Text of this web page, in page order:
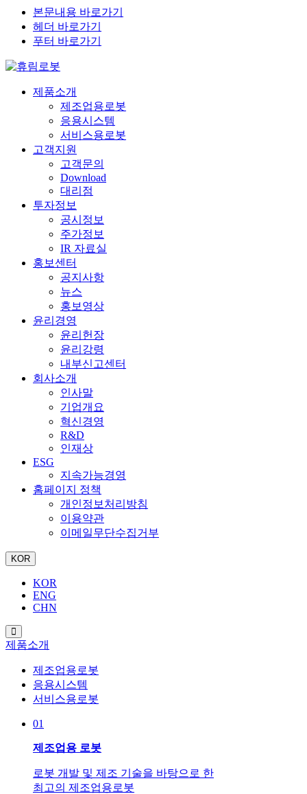
본문내용 바로가기
헤더 바로가기
푸터 바로가기
제품소개
제조업용로봇
응용시스템
서비스용로봇
고객지원
고객문의
Download
대리점
투자정보
공시정보
주가정보
IR 자료실
홍보센터
공지사항
뉴스
홍보영상
윤리경영
윤리헌장
윤리강령
내부신고센터
회사소개
인사말
기업개요
혁신경영
R&D
인재상
ESG
지속가능경영
홈페이지 정책
개인정보처리방침
이용약관
이메일무단수집거부
KOR
KOR
ENG
CHN
제품소개
제조업용로봇
응용시스템
서비스용로봇
01
제조업용 로봇
로봇 개발 및 제조 기술을 바탕으로 한
최고의 제조업용로봇